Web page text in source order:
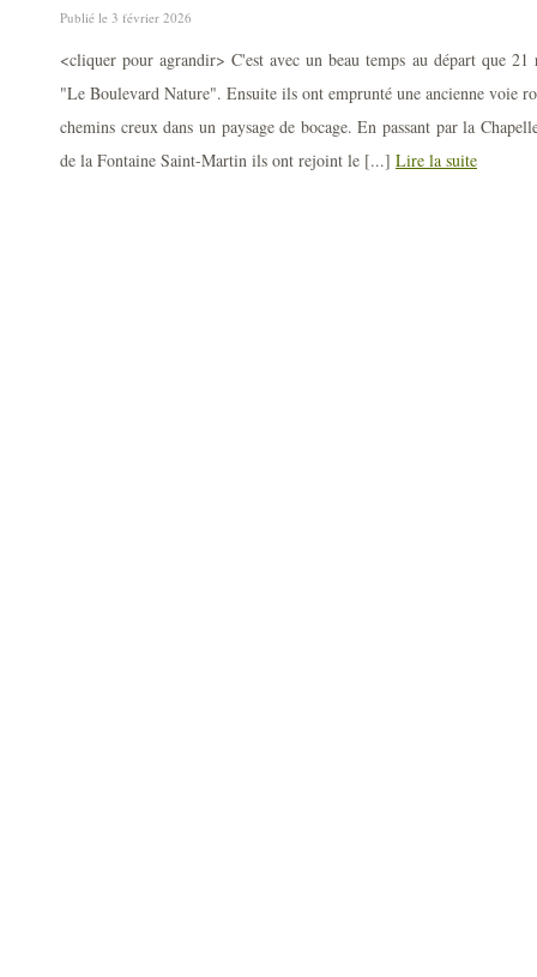
Publié le 3 février 2026
<cliquer pour agrandir> C'est avec un beau temps au départ que 21
"Le Boulevard Nature". Ensuite ils ont emprunté une ancienne voie
chemins creux dans un paysage de bocage. En passant par la
de la Fontaine Saint-Martin ils ont rejoint le [...] Lire la suite